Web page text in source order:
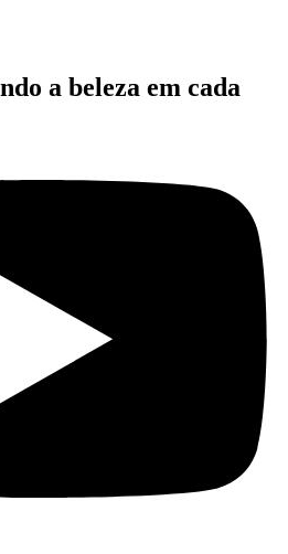
a beleza em cada